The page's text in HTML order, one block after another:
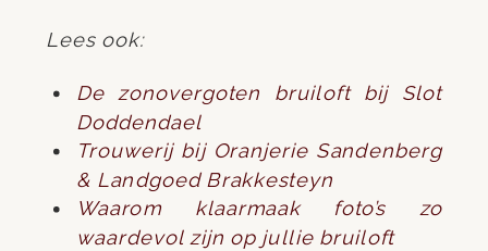
Lees ook:
De zonovergoten bruiloft bij Slot
Doddendael
Trouwerij bij Oranjerie Sandenberg
& Landgoed Brakkesteyn
Waarom klaarmaak foto’s zo
waardevol zijn op jullie bruiloft